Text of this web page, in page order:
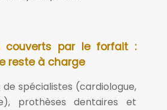
couverts par le forfait :
reste à charge
spécialistes (cardiologue,
prothèses dentaires et